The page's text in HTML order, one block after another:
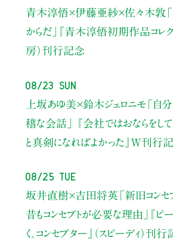
青木淳悟×伊藤亜紗×佐々木敦
からだ」
『青木淳悟初期作品コレ
房）刊行記念
08/23 Sun
上坂あゆ美×鈴木ジェロニモ 「自
稽な会話」
『会社ではおならをして
と真剣になればよかった』W刊行
08/25 Tue
坂井直樹×吉田将英「新旧コン
昔もコンセプトが必要な理由」
『ピ
く。コンセプター』（スピーディ）刊